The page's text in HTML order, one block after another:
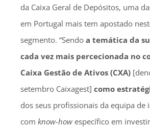
da Caixa Geral de Depósitos, uma
em Portugal mais tem apostado
segmento. “Sendo a temática da
cada vez mais percecionada no
Caixa Gestão de Ativos (CXA)
setembro Caixagest] como
dos seus profissionais da equipa de
com know-how específico em